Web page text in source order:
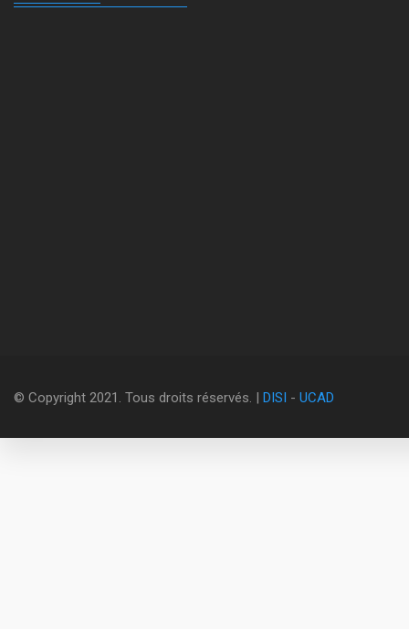
© Copyright 2021. Tous droits réservés. | DISI - UCAD